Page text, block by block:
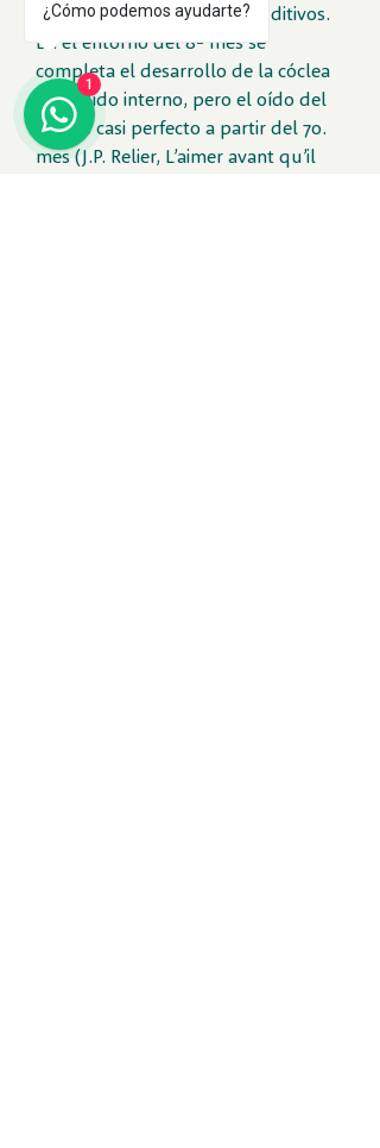
reacciona a los estímulos auditivos.
En el entorno del 8º mes se
completa el desarrollo de la cóclea
en el oído interno, pero el oído del
feto es casi perfecto a partir del 7o.
mes (J.P. Relier, L’aimer avant qu’il
¿Cómo podemos ayudarte?
1